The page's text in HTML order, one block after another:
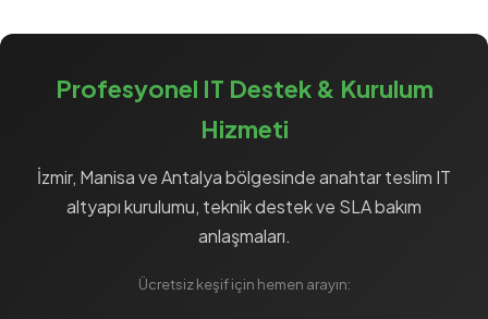
Profesyonel IT Destek & Kurulum
Hizmeti
İzmir, Manisa ve Antalya bölgesinde anahtar teslim IT
altyapıkurulumu, teknik destek ve SLAbakım
anlaşmaları.
Ücretsiz keşif için hemen arayın: